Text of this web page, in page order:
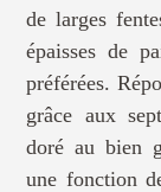
de larges
épaisses de
préférées.
grâce aux
doré au bien
une fonction